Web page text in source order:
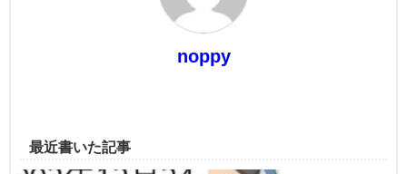
noppy
最近書いた記事